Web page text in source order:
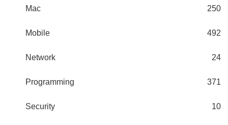
Mac 250
Mobile 492
Network 24
Programming 371
Security 10